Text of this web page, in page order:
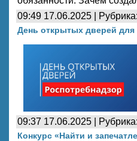
09:49 17.06.2025 | Рубрика:
День открытых дверей для
09:37 17.06.2025 | Рубрика:
Конкурс «Найти и